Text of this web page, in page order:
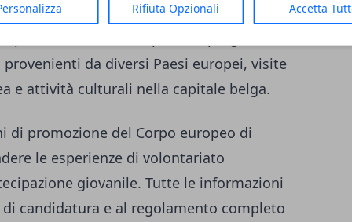
Rifiuta Opzionali Accetta
di partecipare a unviaggio a Bruxelles
da diversi Paesi europei, visite
e attività culturali nella capitale belga.
di promozione del Corpo europeo di
le esperienze di volontariato
giovanile. Tutte le informazioni
candidatura e al regolamento completo